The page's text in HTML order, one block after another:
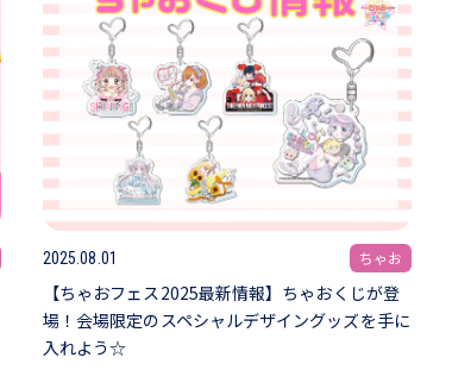
2025.08.01 ちゃお
【ちゃおフェス2025最新情報】ちゃおくじが登
場！会場限定のスペシャルデザイングッズを手に
入れよう☆